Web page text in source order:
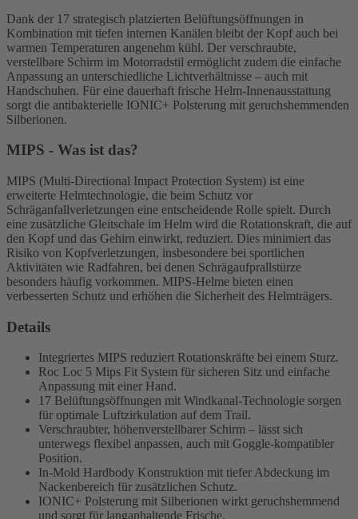
Dank der 17 strategisch platzierten Belüftungsöffnungen in
Kombination mit tiefen internen Kanälen bleibt der Kopf auch bei
warmen Temperaturen angenehm kühl. Der verschraubte,
verstellbare Schirm im Motorradstil ermöglicht zudem die einfache
Anpassung an unterschiedliche Lichtverhältnisse – auch mit
Handschuhen. Für eine dauerhaft frische Helm-Innenausstattung
sorgt die antibakterielle IONIC+ Polsterung mit geruchshemmenden
Silberionen.
MIPS - Was ist das?
MIPS (Multi-Directional Impact Protection System) ist eine
erweiterte Helmtechnologie, die beim Schutz vor
Schräganfallverletzungen eine entscheidende Rolle spielt. Durch
eine zusätzliche Gleitschale im Helm wird die Rotationskraft, die auf
den Kopf und das Gehirn einwirkt, reduziert. Dies minimiert das
Risiko von Kopfverletzungen, insbesondere bei sportlichen
Aktivitäten wie Radfahren, bei denen Schrägaufprallstürze
besonders häufig vorkommen. MIPS-Helme bieten einen
verbesserten Schutz und erhöhen die Sicherheit des Helmträgers.
Details
Integriertes MIPS reduziert Rotationskräfte bei einem Sturz.
Roc Loc 5 Mips Fit System für sicheren Sitz und einfache
Anpassung mit einer Hand.
17 Belüftungsöffnungen mit Windkanal-Technologie sorgen
für optimale Luftzirkulation auf dem Trail.
Verschraubter, höhenverstellbarer Schirm – lässt sich
unterwegs flexibel anpassen, auch mit Goggle-kompatibler
Position.
In-Mold Hardbody Konstruktion mit tiefer Abdeckung im
Nackenbereich für zusätzlichen Schutz.
IONIC+ Polsterung mit Silberionen wirkt geruchshemmend
und sorgt für langanhaltende Frische.